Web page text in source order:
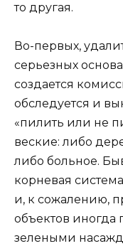
то другая.
Во-первых,
серьезных
создается
обследуется и
«пилить или не
веские: либо
либо больное.
корневая
и, к сожалению,
объектов иногда
зелеными